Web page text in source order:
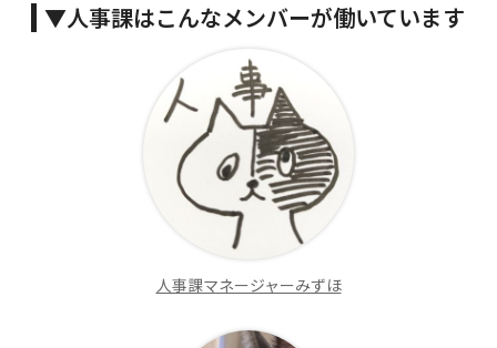
▼人事課はこんなメンバーが働いています
人事課マネージャーみずほ